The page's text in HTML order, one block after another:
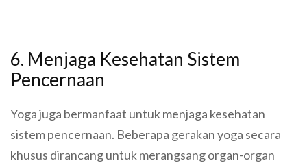
6. Menjaga Kesehatan Sistem
Pencernaan
Yoga juga bermanfaat untuk menjaga kesehatan
sistem pencernaan. Beberapa gerakan yoga secara
khusus dirancang untuk merangsang organ-organ